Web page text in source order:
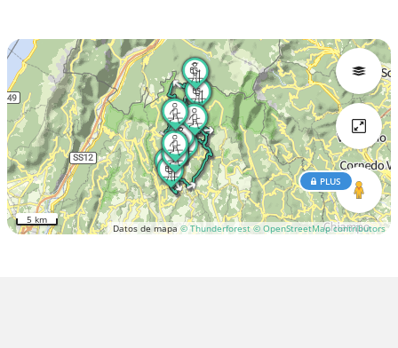
Datos de mapa © Thunderforest © OpenStreetMap contributors
PLUS
5 km